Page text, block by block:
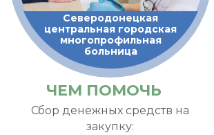
Сбор денежных средств на
закупку:
ЧЕМ ПОМОЧЬ
Северодонецкая
центральная городская
многопрофильная
больница